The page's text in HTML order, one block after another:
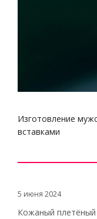
Изготовление
вставками
5 июня 2024
Кожаный плетёный